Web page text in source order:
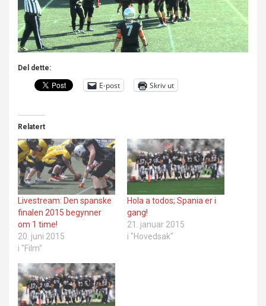
Del dette:
E-post Skriv ut
Relatert
Livestream: Den spanske
finalen 2015 begynner
om 1 time!
20. juni 2015
i "Film"
Hola a todos; Spania er i
gang!
21. januar 2015
i "Hovedsak"